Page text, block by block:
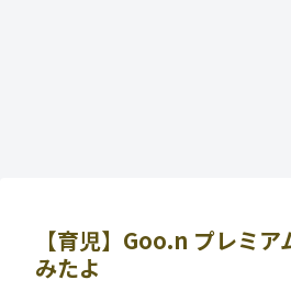
【育児】Goo.n プレミ
みたよ